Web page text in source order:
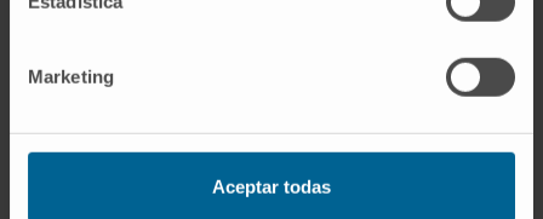
Marketing
Aceptar todas